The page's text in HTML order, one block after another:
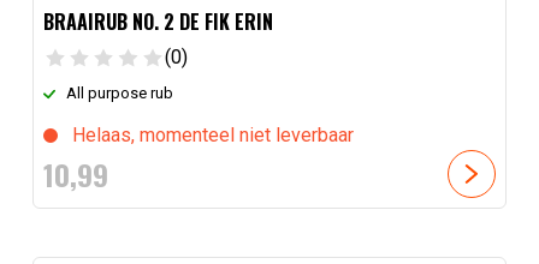
BRAAIRUB NO. 2 DE FIK ERIN
(0)
All purpose rub
Helaas, momenteel niet leverbaar
10,99